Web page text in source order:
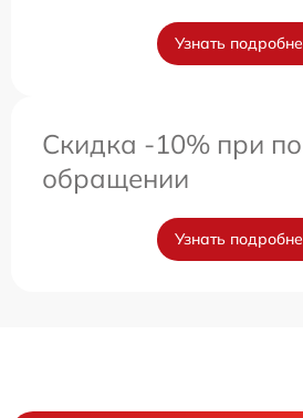
Узнать
Скидка -10% при
обращении
Узнать